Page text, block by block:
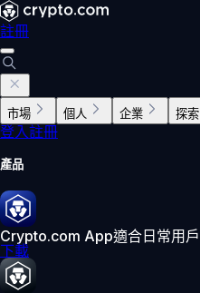
註冊
市場 個人 企業 探索
登入註冊
產品
Crypto.com App適合日常用戶
下載